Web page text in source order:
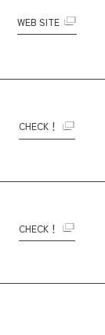
WEB SITE
CHECK！
CHECK！